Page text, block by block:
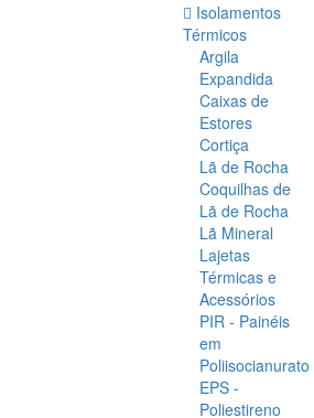
Isolamentos
Térmicos
Argila
Expandida
Caixas de
Estores
Cortiça
Lã de Rocha
Coquilhas de
Lã de Rocha
Lã Mineral
Lajetas
Térmicas e
Acessórios
PIR - Painéis
em
Poliisocianurato
EPS -
Poliestireno